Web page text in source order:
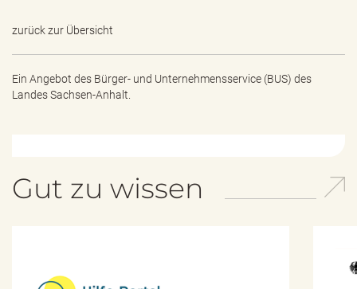
zurück zur Übersicht
Ein Angebot des Bürger- und Unternehmensservice (BUS) des
Landes Sachsen-Anhalt.
Gut zu wissen